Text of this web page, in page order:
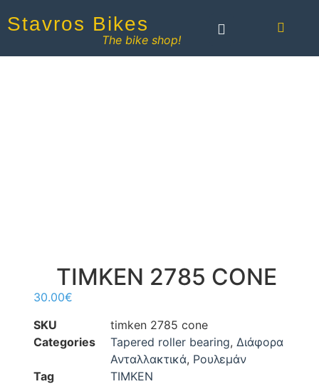
Stavros Bikes
The bike shop!
TIMKEN 2785 CONE
30.00€
SKU
timken 2785 cone
Categories
Tapered roller bearing, Διάφορα
Ανταλλακτικά, Ρουλεμάν
Tag
TIMKEN